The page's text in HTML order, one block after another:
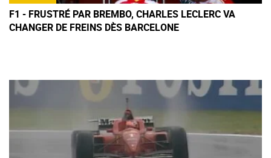
F1 - FRUSTRÉ PAR BREMBO, CHARLES LECLERC VA
CHANGER DE FREINS DÈS BARCELONE